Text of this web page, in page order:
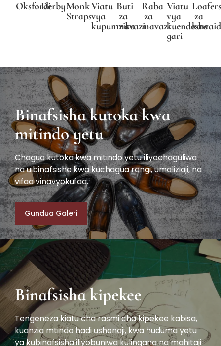
OksfordiDerbyMonk
Straps
Viatu
vya
kupumzika
Buti
za
mavazi
Raba
za
mavazi
Viatu
vya
kuendesha
gari
Loafers
za
Binafsisha kutoka kwa
mitindo yetu
Chagua kutoka kwa mitindo yetu iliyochaguliwa
na uibinafsishe kwa kuchagua rangi, umaliziaji, na
vifaa vinavyokufaa.
Gundua Galeri
Binafsisha kipekee
Tengeneza kiatu cha rasmi cha kipekee kabisa,
kuanzia mtindo hadi ushonaji, kwa huduma yetu
ya kubinafsisha iliyobuniwa kulingana na mahitaji